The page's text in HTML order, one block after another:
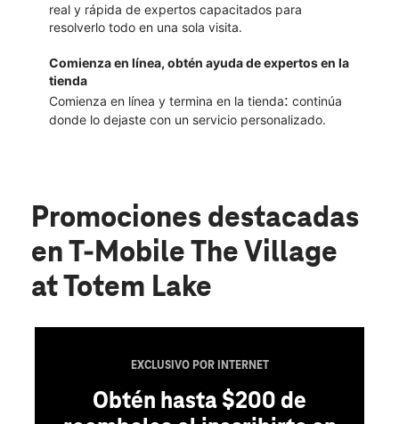
real y rápida de expertos capacitados para
resolverlo todo en una sola visita.
Comienza en línea, obtén ayuda de expertos en la
tienda
Comienza en línea y termina en la tienda: continúa
donde lo dejaste con un servicio personalizado.
Promociones destacadas
en T-Mobile The Village
at Totem Lake
EXCLUSIVO POR INTERNET
Obtén hasta $200 de